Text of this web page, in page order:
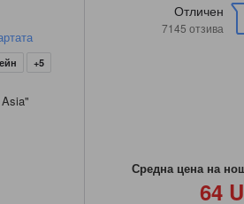
+5
"
Отличен
7145 отзива
Средна цена на
64